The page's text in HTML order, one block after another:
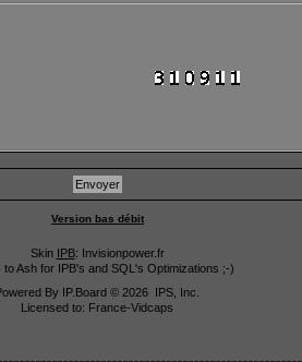
Version bas débit
Skin IPB: Invisionpower.fr
to Ash for IPB's and SQL's Optimizations ;-)
By IP.Board © 2026 IPS, Inc
Licensed to: France-Vidcaps